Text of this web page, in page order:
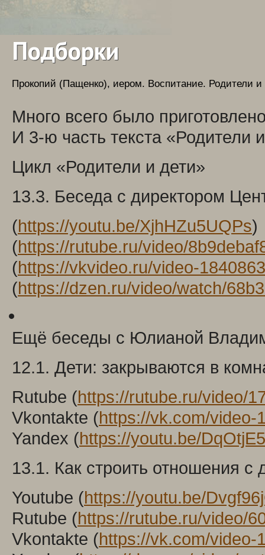
Подборки
Прокопий (Пащенко), иером. Воспитание. Родители и
Много всего было
И 3-ю часть текста «Родители
Цикл «Родители и дети»
13.3. Беседа с директором
(https://youtu.be/XjhHZu5UQPs)
(https://rutube.ru/video/
(https://vkvideo.ru/video-
(https://dzen.ru/video/watch/
Ещё беседы с Юлианой
12.1. Дети: закрываются в
Rutube (https://rutube.ru/video/
Vkontakte (https://vk.com/video-
Yandex (https://youtu.be/
13.1. Как строить отношения с
Youtube (https://youtu.be/
Rutube (https://rutube.ru/video/
Vkontakte (https://vk.com/video-